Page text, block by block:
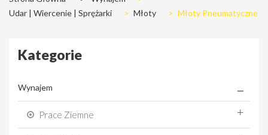
Udar | Wiercenie | Sprężarki
> Młoty > Młoty Pneumatyczne
Kategorie
Wynajem
Prace Ziemne